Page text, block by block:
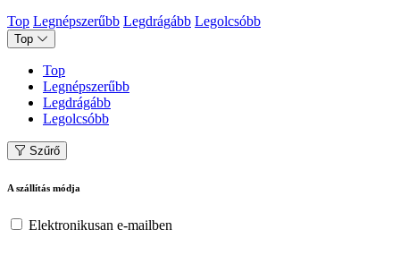
Top Legnépszerűbb Legdrágább Legolcsóbb
Top
Top
Legnépszerűbb
Legdrágább
Legolcsóbb
Szűrő
A szállítás módja
Elektronikusan e-mailben